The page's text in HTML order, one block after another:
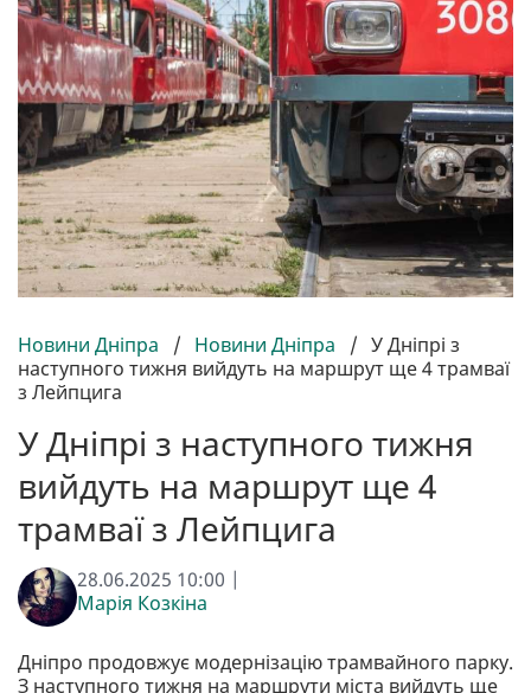
Новини Дніпра / Новини Дніпра / У Дніпрі з
наступного тижня вийдуть на маршрут ще 4 трамваї
з Лейпцига
У Дніпрі з наступного тижня
вийдуть на маршрут ще 4
трамваї з Лейпцига
28.06.2025 10:00 |
Марія Козкіна
Дніпро продовжує модернізацію трамвайного парку.
З наступного тижня на маршрути міста вийдуть ще